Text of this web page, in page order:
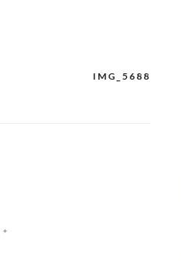
IMG_5688
*